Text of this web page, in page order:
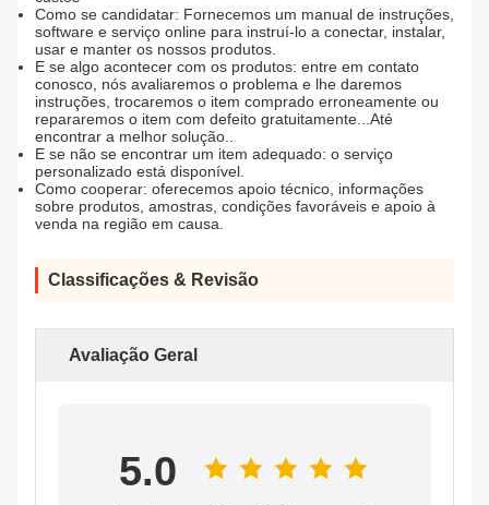
Como se candidatar: Fornecemos um manual de instruções,
software e serviço online para instruí-lo a conectar, instalar,
usar e manter os nossos produtos.
E se algo acontecer com os produtos: entre em contato
conosco, nós avaliaremos o problema e lhe daremos
instruções, trocaremos o item comprado erroneamente ou
repararemos o item com defeito gratuitamente...Até
encontrar a melhor solução..
E se não se encontrar um item adequado: o serviço
personalizado está disponível.
Como cooperar: oferecemos apoio técnico, informações
sobre produtos, amostras, condições favoráveis e apoio à
venda na região em causa.
Classificações & Revisão
Avaliação Geral
5.0